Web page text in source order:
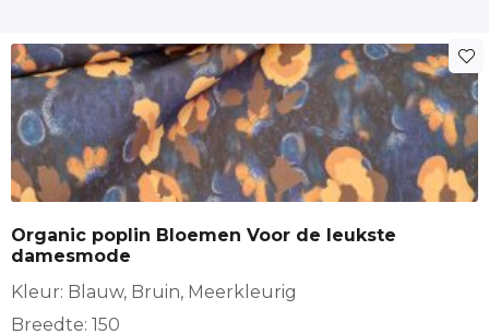
Organic poplin Bloemen Voor de leukste
damesmode
Kleur: Blauw, Bruin, Meerkleurig
Breedte: 150